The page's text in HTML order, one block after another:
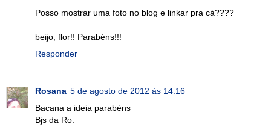
Posso mostrar uma foto no blog e linkar pra cá????
beijo, flor!! Parabéns!!!
Responder
Rosana 5 de agosto de 2012 às 14:16
Bacana a ideia parabéns
Bjs da Ro.